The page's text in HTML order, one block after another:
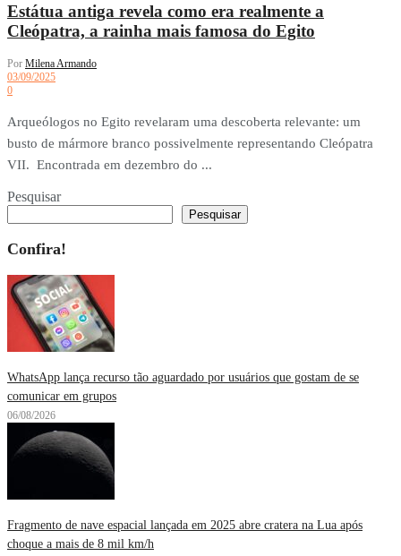
Estátua antiga revela como era realmente a
Cleópatra, a rainha mais famosa do Egito
Por Milena Armando
03/09/2025
0
Arqueólogos no Egito revelaram uma descoberta relevante: um
busto de mármore branco possivelmente representando Cleópatra
VII. Encontrada em dezembro do ...
Pesquisar
Pesquisar
Confira!
WhatsApp lança recurso tão aguardado por usuários que gostam de se
comunicar em grupos
06/08/2026
Fragmento de nave espacial lançada em 2025 abre cratera na Lua após
choque a mais de 8 mil km/h